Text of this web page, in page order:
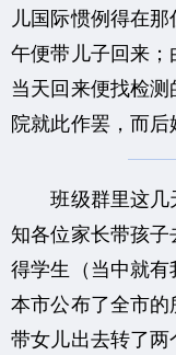
儿国际惯例得在
午便带儿子回来
当天回来便找检
院就此作罢，而
班级群里这几
知各位家长带孩
得学生（当中就
本市公布了全市
带女儿出去转了